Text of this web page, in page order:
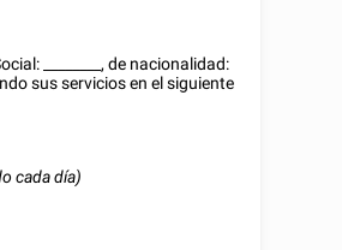
, de nacionalidad:
sus servicios en el siguiente
cada día)